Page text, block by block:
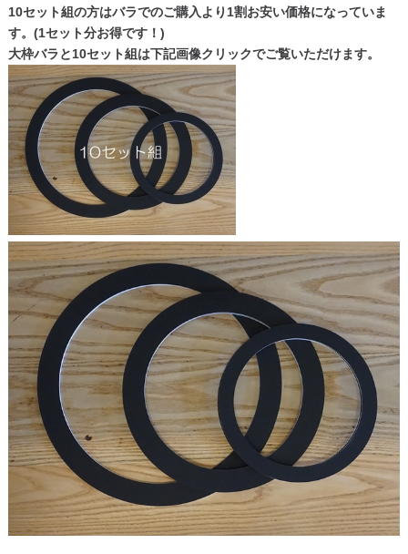
10セット組の方はバラでのご購入より1割お安い価格になっていま
す。(1セット分お得です！)
大枠バラと10セット組は下記画像クリックでご覧いただけます。